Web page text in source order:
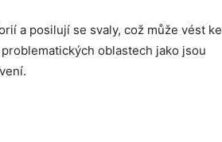
a posilují se svaly, což může vést ke
oblastech jako jsou